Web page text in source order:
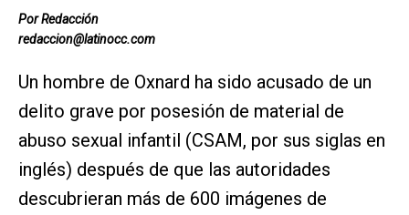
Por Redacción
redaccion@latinocc.com
Un hombre de Oxnard ha sido acusado de un
delito grave por posesión de material de
abuso sexual infantil (CSAM, por sus siglas en
inglés) después de que las autoridades
descubrieran más de 600 imágenes de